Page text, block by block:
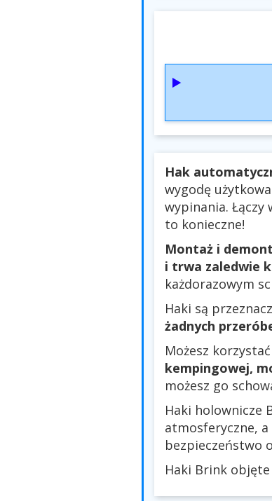
Hak
wygodę
wypinania.
to konieczne!
Montaż i
i trwa zaledwie
każdorazowym
Haki są
żadnych
Możesz
kempingowej,
możesz go
Haki holownicze
atmosferyczne,
bezpieczeństwo
Haki Brink objęte